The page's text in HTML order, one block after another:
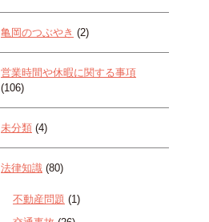
亀岡のつぶやき (2)
営業時間や休暇に関する事項
(106)
未分類 (4)
法律知識 (80)
不動産問題 (1)